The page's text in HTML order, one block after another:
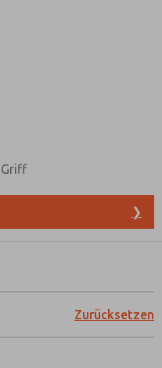
❯
Zurücksetzen